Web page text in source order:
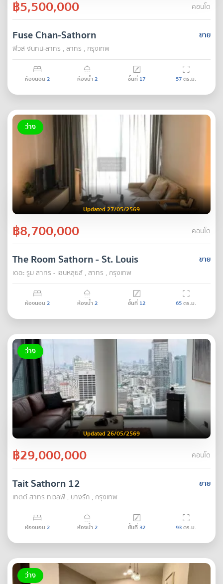
฿5,500,000 คอนโด
ขาย
Fuse Chan-Sathorn
ฟิวส์ จันทน์-สาทร , สาทร , กรุงเทพ
ห้องนอน 2 ห้องน้ำ2 ชั้นที่ 17 57ตร.ม.
ว่าง
Updated 27/05/2569
฿8,700,000 คอนโด
ขาย
The Room Sathorn - St. Louis
เดอะ รูม สาทร - เซนหลุยส์ , สาทร , กรุงเทพ
ห้องนอน 2 ห้องน้ำ2 ชั้นที่ 12 65ตร.ม.
ว่าง
Updated 26/05/2569
฿29,000,000 คอนโด
ขาย
Tait Sathorn 12
เทตต์ สาทร ทเวลฟ์ , บางรัก , กรุงเทพ
ห้องนอน 2 ห้องน้ำ2 ชั้นที่32 93ตร.ม.
ว่าง